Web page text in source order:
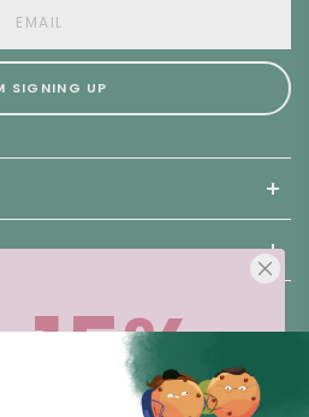
SIGNING UP